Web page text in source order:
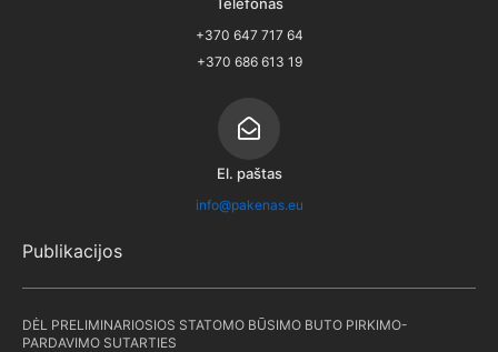
+370 647 717 64
+370 686 613 19
El. paštas
info@pakenas.eu
Publikacijos
DĖL PRELIMINARIOSIOS STATOMO BŪSIMO BUTO PIRKIMO-
PARDAVIMO SUTARTIES